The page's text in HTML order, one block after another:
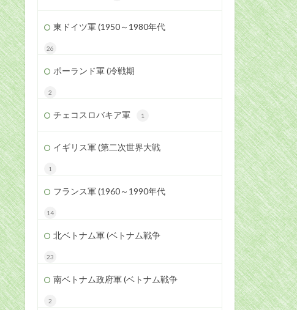
東ドイツ軍 (1950～1980年代
26
ポーランド軍 (冷戦期
2
チェコスロバキア軍 1
イギリス軍 (第二次世界大戦
1
フランス軍 (1960～1990年代
14
北ベトナム軍 (ベトナム戦争
23
南ベトナム政府軍 (ベトナム戦争
2